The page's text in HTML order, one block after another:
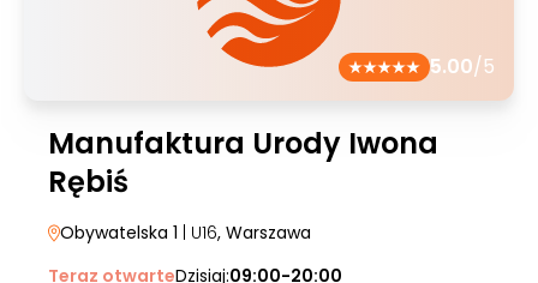
5.00/5
Manufaktura Urody Iwona
Rębiś
Obywatelska 1 | U16, Warszawa
Teraz otwarteDzisiaj:09:00-20:00